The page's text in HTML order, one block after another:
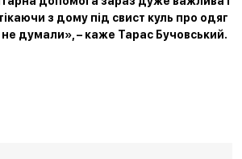
з дому під свист куль про одяг
не думали», – каже Тарас Бучовський.